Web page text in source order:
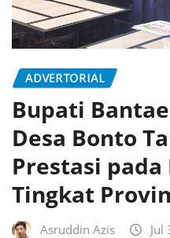
ADVERTORIAL
Bupati
Desa Bonto
Prestasi pada
Tingkat
Asruddin Azis Jul